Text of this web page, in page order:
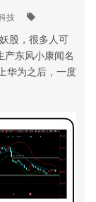
技
股，很多人可
产东风小康闻名
华为之后，一度